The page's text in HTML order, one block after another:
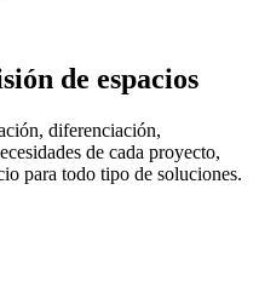
de espacios
diferenciación,
de cada proyecto,
para todo tipo de soluciones.